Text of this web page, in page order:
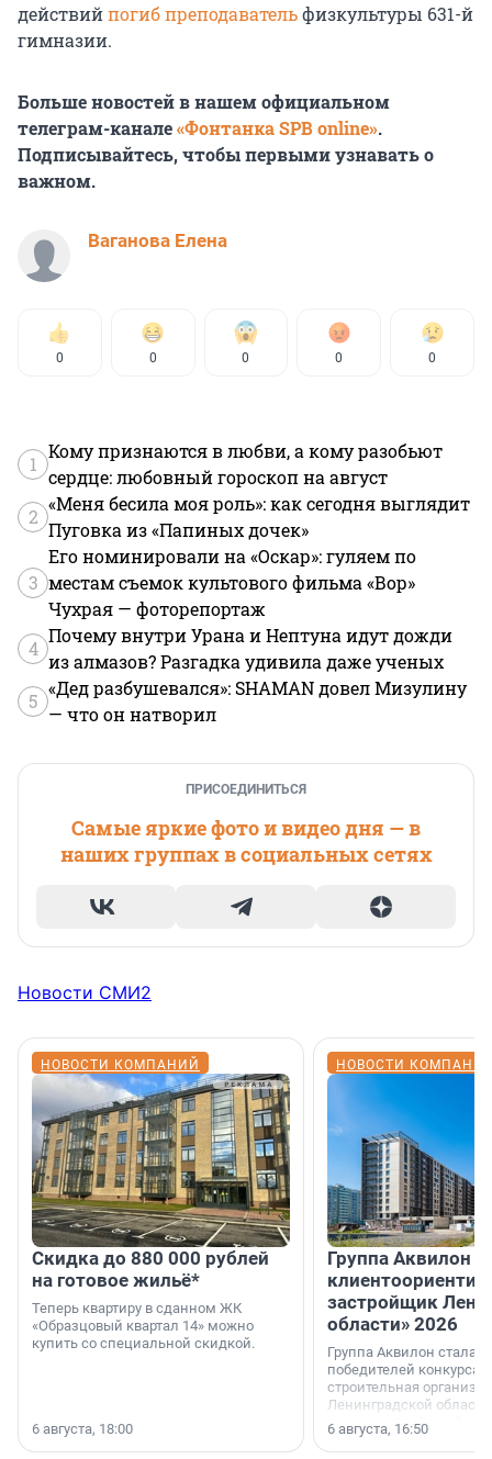
действийпогиб преподавательфизкультуры 631-й
гимназии.
Больше новостей в нашем официальном
телеграм-канале«Фонтанка SPB online».
Подписывайтесь, чтобы первыми узнавать о
важном.
Ваганова Елена
0 0 0 0 0
1
Кому признаются в любви, а кому разобьют
сердце: любовный гороскоп на август
2
«Меня бесила моя роль»: как сегодня выглядит
Пуговка из «Папиных дочек»
3
Его номинировали на «Оскар»: гуляем по
местам съемок культового фильма «Вор»
Чухрая — фоторепортаж
4
Почему внутри Урана и Нептуна идут дожди
из алмазов? Разгадка удивила даже ученых
5
«Дед разбушевался»: SHAMAN довел Мизулину
— что он натворил
ПРИСОЕДИНИТЬСЯ
Самые яркие фото и видео дня — в
наших группах в социальных сетях
Новости СМИ2
НОВОСТИ КОМПАНИЙ
Скидка до 880 000 рублей
на готовое жильё*
Теперь квартиру в сданном ЖК
«Образцовый квартал 14» можно
купить со специальной скидкой.
6 августа, 18:00
НОВОСТИ
Группа Аквилон
застройщик
области» 2026
Группа Аквилон стала
победителей конкурса
строительная
Ленинградской области
номинации «Самый
6 августа, 16:50